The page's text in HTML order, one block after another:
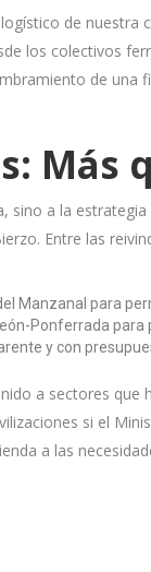
de nuestra
los colectivos
de una
Más
sino a la
Entre las
Manzanal para
Ponferrada para
y con
a sectores
si el
a las